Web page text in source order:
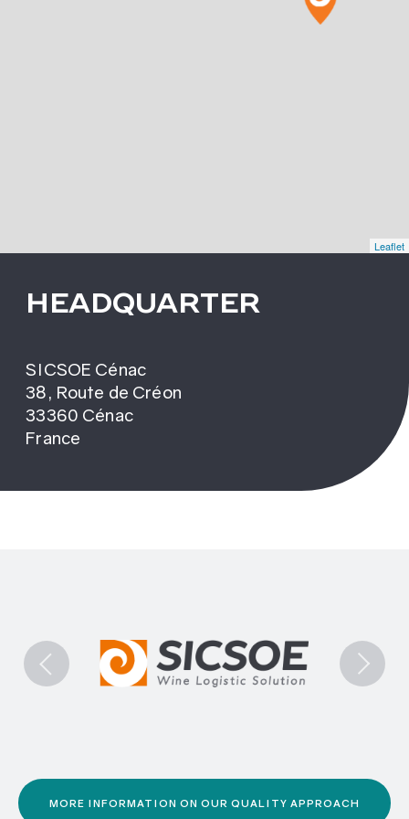
Leaflet
HEADQUARTER
SICSOE Cénac
38, Route de Créon
33360 Cénac
France
MORE INFORMATION ON OUR QUALITY APPROACH